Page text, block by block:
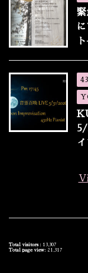
5/
Total visitors : 13,307
Total page view: 21,317